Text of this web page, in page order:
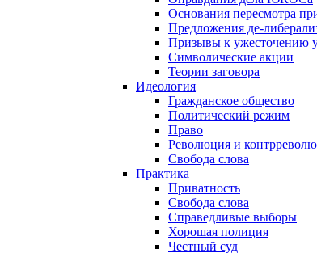
Основания пересмотра
Предложения де-
Призывы к ужесточению
Символические акции
Теории заговора
Идеология
Гражданское общество
Политический режим
Право
Революция и
Свобода слова
Практика
Приватность
Свобода слова
Справедливые выборы
Хорошая полиция
Честный суд